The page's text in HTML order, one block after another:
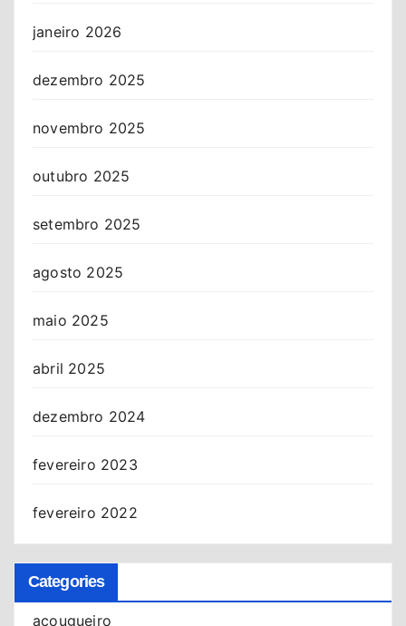
janeiro 2026
dezembro 2025
novembro 2025
outubro 2025
setembro 2025
agosto 2025
maio 2025
abril 2025
dezembro 2024
fevereiro 2023
fevereiro 2022
Categories
açougueiro